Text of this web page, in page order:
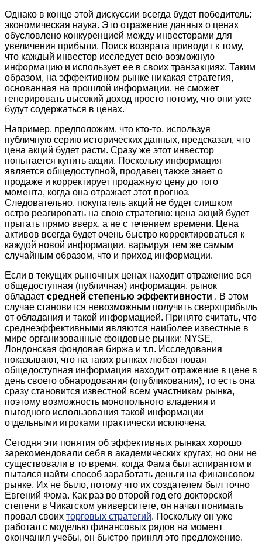
Однако в конце этой дискуссии всегда будет победитель:
экономическая наука. Это отражение данных о ценах
обусловлено конкуренцией между инвесторами для
увеличения прибыли. Поиск возврата приводит к тому,
что каждый инвестор исследует всю возможную
информацию и использует ее в своих транзакциях. Таким
образом, на эффективном рынке никакая стратегия,
основанная на прошлой информации, не сможет
генерировать высокий доход просто потому, что они уже
будут содержаться в ценах.
Например, предположим, что кто-то, используя
публичную серию исторических данных, предсказал, что
цена акций будет расти. Сразу же этот инвестор
попытается купить акции. Поскольку информация
является общедоступной, продавец также знает о
продаже и корректирует продажную цену до того
момента, когда она отражает этот прогноз.
Следовательно, покупатель акций не будет слишком
остро реагировать на свою стратегию: цена акций будет
прыгать прямо вверх, а не с течением времени. Цена
активов всегда будет очень быстро корректироваться к
каждой новой информации, варьируя тем же самым
случайным образом, что и приход информации.
Если в текущих рыночных ценах находит отражение вся
общедоступная (публичная) информация, рынок
обладает средней степенью эффективности . В этом
случае становится невозможным получить сверхприбыль
от обладания и такой информацией. Принято считать, что
среднеэффективными являются наиболее известные в
мире организованные фондовые рынки: NYSE,
Лондонская фондовая биржа и т.п. Исследования
показывают, что на таких рынках любая новая
общедоступная информация находит отражение в цене в
день своего обнародования (опубликования), то есть она
сразу становится известной всем участникам рынка,
поэтому возможность монопольного владения и
выгодного использования такой информации
отдельными игроками практически исключена.
Сегодня эти понятия об эффективных рынках хорошо
зарекомендовали себя в академических кругах, но они не
существовали в то время, когда Фама был аспирантом и
пытался найти способ заработать деньги на финансовом
рынке. Их не было, потому что их создателем был точно
Евгений Фома. Как раз во второй год его докторской
степени в Чикагском университете, он начал понимать
провал своих торговых стратегий. Поскольку он уже
работал с моделью финансовых рядов на момент
окончания учебы, он быстро принял это предложение.